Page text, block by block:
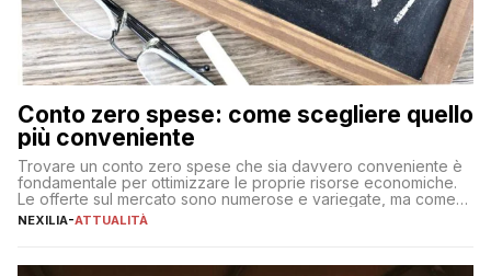
Conto zero spese: come scegliere quello
più conveniente
Trovare un conto zero spese che sia davvero conveniente è
fondamentale per ottimizzare le proprie risorse economiche.
Le offerte sul mercato sono numerose e variegate, ma come
individuare quella più adatta alle proprie esigenze senza
sul […]
NEXILIA-ATTUALITÀ